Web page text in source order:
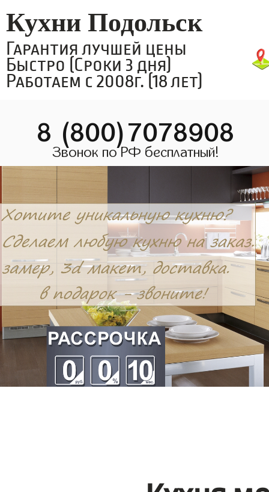
Кухни Подольск
Гарантия лучшей цены
Быстро (Сроки 3 дня)
Работаем с 2008г. (18 лет)
8 (800)7078908
Звонок по РФ бесплатный!